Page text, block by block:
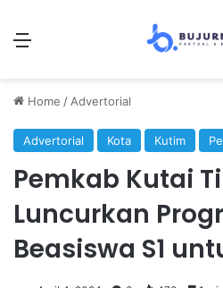
Menu
Home / Advertorial
Advertorial Kota Kutim
Pemkab Kutai
Luncurkan
Beasiswa S1